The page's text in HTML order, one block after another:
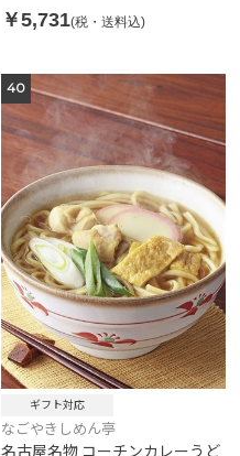
￥5,731(税・送料込)
40
ギフト対応
なごやきしめん亭
名古屋名物 コーチンカレーうど